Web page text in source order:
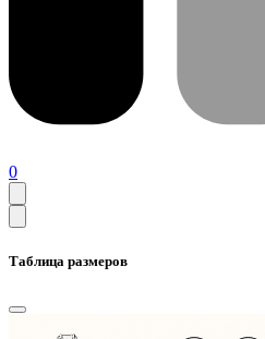
0
Таблица размеров